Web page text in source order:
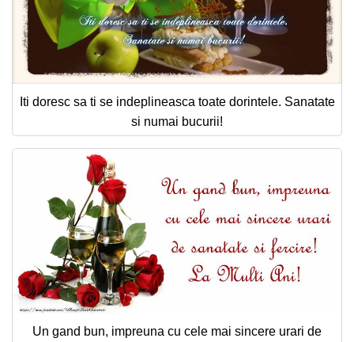
Iti doresc sa ti se indeplineasca toate dorintele. Sanatate
si numai bucurii!
Un gand bun, impreuna cu cele mai sincere urari de